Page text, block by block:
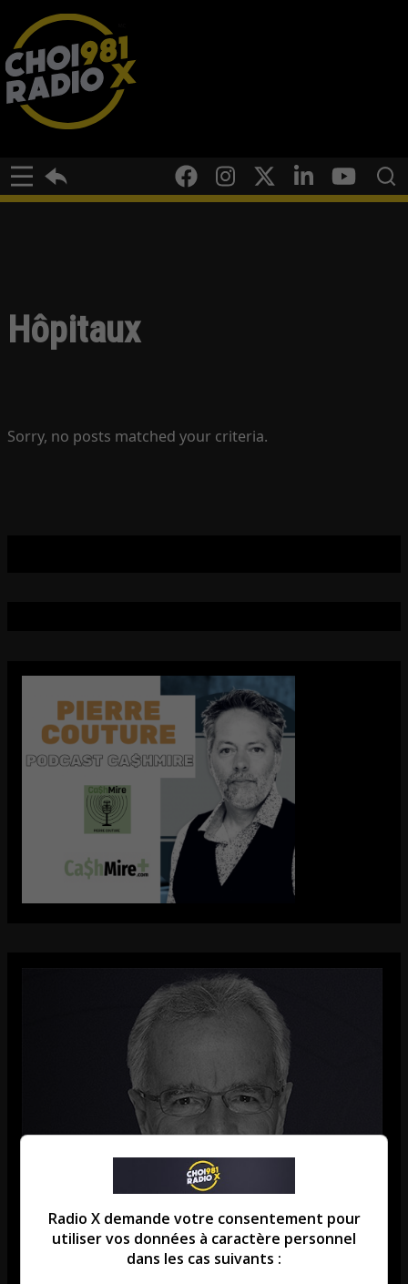
Hôpitaux
Sorry, no posts matched your criteria.
Radio X demande votre consentement pour
utiliser vos données à caractère personnel
dans les cas suivants :